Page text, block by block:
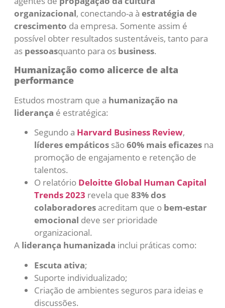
organizacional, conectando-a à estratégia de
crescimento da empresa. Somente assim é
possível obter resultados sustentáveis, tanto para
as pessoasquanto para os business.
Humanização como alicerce de alta
performance
Estudos mostram que a humanização na
liderança é estratégica:
Segundo a Harvard Business Review,
líderes empáticos são60% mais eficazes na
promoção de engajamento e retenção de
talentos.
O relatório Deloitte Global Human Capital
Trends 2023 revela que 83% dos
colaboradoresacreditam que o bem-estar
emocional deve ser prioridade
organizacional.
A liderança humanizada inclui práticas como:
Escuta ativa;
Suporte individualizado;
Criação de ambientes seguros para ideias e
discussões.